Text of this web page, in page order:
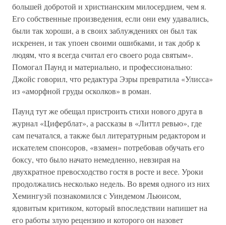
большей добротой и христианским милосердием, чем я.
Его собственные произведения, если они ему удавались,
были так хороши, а в своих заблуждениях он был так
искренен, и так упоен своими ошибками, и так добр к
людям, что я всегда считал его своего рода святым».
Помогал Паунд и материально, и профессионально:
Джойс говорил, что редактура Эзры превратила «Улисса»
из «аморфной груды осколков» в роман.
Паунд тут же обещал пристроить стихи нового друга в
журнал «Циферблат», а рассказы в «Литтл ревью», где
сам печатался, а также был литературным редактором и
искателем спонсоров, «взамен» потребовав обучать его
боксу, что было начато немедленно, невзирая на
двухкратное превосходство гостя в росте и весе. Уроки
продолжались несколько недель. Во время одного из них
Хемингуэй познакомился с Уиндемом Льюисом,
ядовитым критиком, который впоследствии напишет на
его работы злую рецензию и которого он назовет